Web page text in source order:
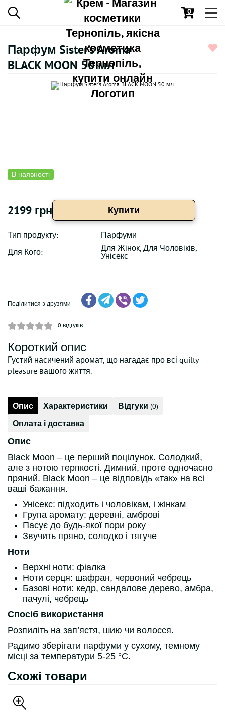
0
Парфум Sister’s Aroma
BLACK MOON 50 мл
В наявності
2199 грн Купити
Тип продукту:
Парфуми
Для Кого:
Для Жінок, Для Чоловіків,
Унісекс
Поділитися з друзями
0 відгуків
Короткий опис
Густий насичений аромат, що нагадає про всі guilty
pleasure вашого життя.
Опис Характеристики Відгуки (0)
Оплата і доставка
Опис
Black Moon – це перший поцілунок. Солодкий,
але з нотою терпкості. Димний, проте одночасно
пряний. Black Moon – це відповідь «так» на всі
ваші бажання.
Унісекс: підходить і чоловікам, і жінкам
Група аромату: деревні, амброві
Пасує до будь-якої пори року
Звучить пряно, солодко і тягуче
Ноти
Верхні ноти: фіалка
Ноти серця: шафран, червоний чебрець
Базові ноти: кедр, сандалове дерево, амбра,
пачулі, чебрець
Спосіб використання
Розпиліть на зап’ястя, шию чи волосся.
Радимо зберігати парфуми у сухому, темному
місці за температури 5-25 °С.
Схожі товари